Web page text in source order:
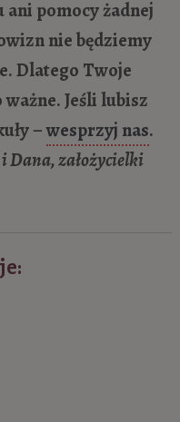
pomocy żadnej
nie będziemy
Dlatego Twoje
Jeśli lubisz
–wesprzyj nas.
Dana, założycielki